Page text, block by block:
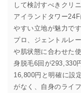
して検討すべきクリ
アイランドタワー
やすい立地が魅力で
プロ、ジェントルレ
や肌状態に合わせた
身脱毛6回が293,330
16,800円と明確に設
がなく、自身のライ